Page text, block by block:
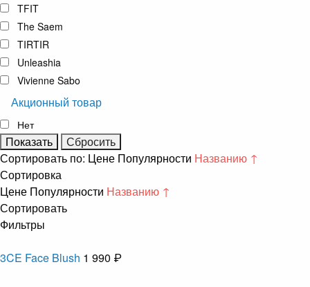
TFIT
The Saem
TIRTIR
Unleashia
Vivienne Sabo
Акционный товар
Нет
Сортировать по: Цене Популярности Названию ↑
Сортировка
Цене Популярности Названию ↑
Сортировать
Фильтры
3CE Face Blush 1 990 ₽